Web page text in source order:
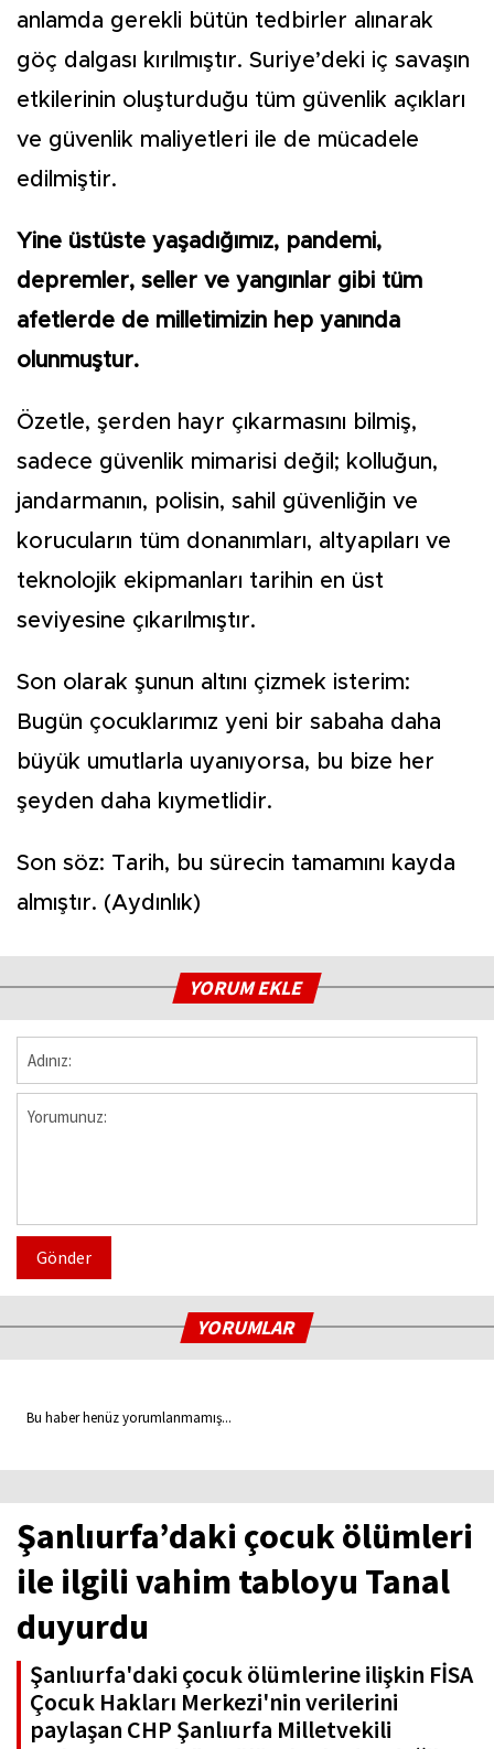
anlamda gerekli bütün tedbirler alınarak
göç dalgası kırılmıştır. Suriye’deki iç savaşın
etkilerinin oluşturduğu tüm güvenlik açıkları
ve güvenlik maliyetleri ile de mücadele
edilmiştir.
Yine üstüste yaşadığımız, pandemi,
depremler, seller ve yangınlar gibi tüm
afetlerde de milletimizin hep yanında
olunmuştur.
Özetle, şerden hayr çıkarmasını bilmiş,
sadece güvenlik mimarisi değil; kolluğun,
jandarmanın, polisin, sahil güvenliğin ve
korucuların tüm donanımları, altyapıları ve
teknolojik ekipmanları tarihin en üst
seviyesine çıkarılmıştır.
Son olarak şunun altını çizmek isterim:
Bugün çocuklarımız yeni bir sabaha daha
büyük umutlarla uyanıyorsa, bu bize her
şeyden daha kıymetlidir.
Son söz: Tarih, bu sürecin tamamını kayda
almıştır. (Aydınlık)
YORUM EKLE
Gönder
YORUMLAR
Bu haber henüz yorumlanmamış...
Şanlıurfa’daki çocuk ölümleri
ile ilgili vahim tabloyu Tanal
duyurdu
Şanlıurfa'daki çocuk ölümlerine ilişkin FİSA
Çocuk Hakları Merkezi'nin verilerini
paylaşan CHP Şanlıurfa Milletvekili